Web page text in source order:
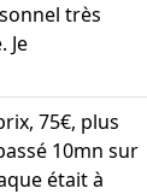
très
Je
75€, plus
10mn sur
était à